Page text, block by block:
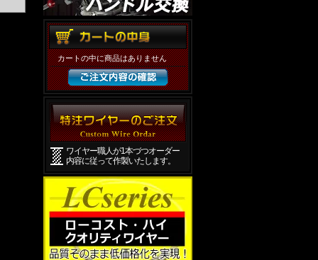
カートの中に商品はありません
ワイヤー職人が1本づつオーダー
内容に従って作製いたします。